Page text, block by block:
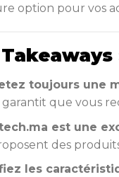
option pour vos
toujours une
garantit que vous
est une
des
les